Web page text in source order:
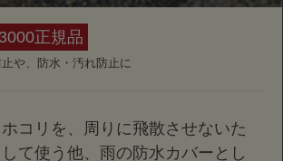
正規品
や、防水・汚れ防止に
ホコリを、周りに飛散させないた
て使う他、雨の防水カバーとし